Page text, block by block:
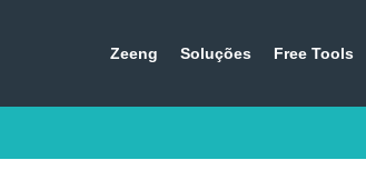
Zeeng Soluções Free Tools